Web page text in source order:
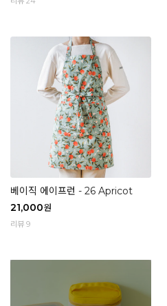
베이직 에이프런 - 26 Apricot
21,000원
리뷰 9